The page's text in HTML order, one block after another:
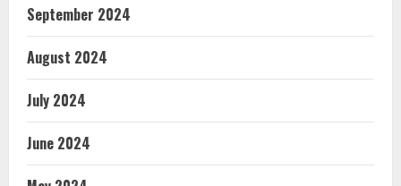
September 2024
August 2024
July 2024
June 2024